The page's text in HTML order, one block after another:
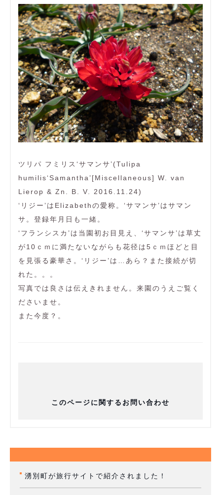
ツリパ フミリス‘サマンサ’(Tulipa
humilis‘Samantha’[Miscellaneous] W. van
Lierop & Zn. B. V. 2016.11.24)
‘リジー’はElizabethの愛称。‘サマンサ’はサマン
サ。登録年月日も一緒。
‘フランシスカ’は当園初お目見え、‘サマンサ’は草丈
が10ｃｍに満たないながらも花径は5ｃｍほどと目
を見張る豪華さ。‘リジー’は…あら？また接続が切
れた。。。
写真では良さは伝えきれません。来園のうえご覧く
ださいませ。
また今度？。
このページに関するお問い合わせ
湧別町が旅行サイトで紹介されました！